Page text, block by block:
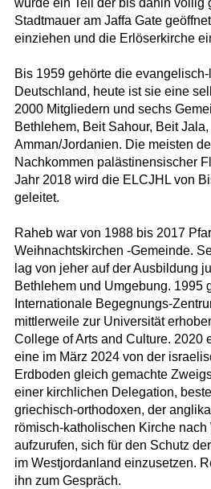
wurde ein Teil der bis dahin völlig
Stadtmauer am Jaffa Gate
einziehen und die Erlöserkirche
Bis 1959 gehörte die
Deutschland, heute ist sie eine
2000 Mitgliedern und sechs
Bethlehem, Beit Sahour, Beit
Amman/Jordanien. Die meisten
Nachkommen palästinensischer
Jahr 2018 wird die ELCJHL von
geleitet.
Raheb war von 1988 bis 2017
Weihnachtskirchen -Gemeinde.
lag von jeher auf der Ausbildung
Bethlehem und Umgebung. 1995
Internationale Begegnungs-
mittlerweile zur Universität
College of Arts and Culture. 2020
eine im März 2024 von der
Erdboden gleich gemachte
einer kirchlichen Delegation,
griechisch-orthodoxen, der
römisch-katholischen Kirche
aufzurufen, sich für den Schutz
im Westjordanland einzusetzen.
ihn zum Gespräch.